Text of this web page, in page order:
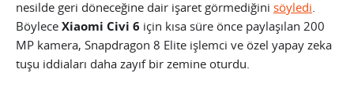
nesilde geri döneceğine dair işaret görmediğini söyledi.
Böylece Xiaomi Civi 6 için kısa süre önce paylaşılan 200
MP kamera, Snapdragon 8 Elite işlemci ve özel yapay zeka
tuşu iddiaları daha zayıf bir zemine oturdu.